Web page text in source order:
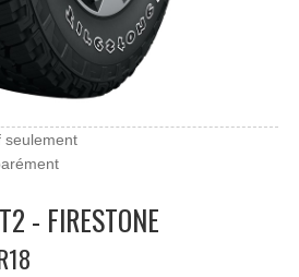
seulement
- FIRESTONE